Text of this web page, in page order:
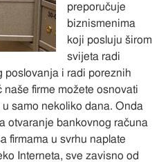
preporučuje
biznismenima
koji posluju širom
svijeta radi
poslovanja i radi poreznih
naše firme možete osnovati
samo nekoliko dana. Onda
otvaranje bankovnog računa
firmama u svrhu naplate
Interneta, sve zavisno od